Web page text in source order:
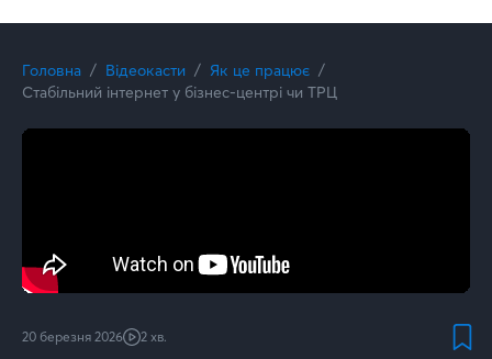
Головна Відеокасти
Як це працює
Стабільний інтернет у бізнес-центрі чи ТРЦ
20 березня 2026 2 хв.